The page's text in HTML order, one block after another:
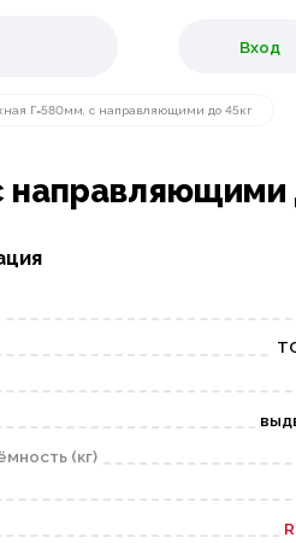
Вход
Г=580мм, с направляющими до 45кг
направляющими
(кг)